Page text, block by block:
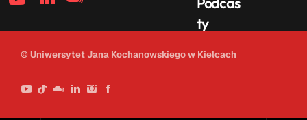
ty
© Uniwersytet Jana Kochanowskiego w Kielcach